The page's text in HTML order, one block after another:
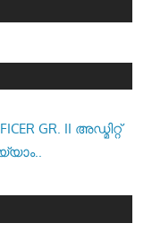
GR. II അഡ്മിറ്റ്